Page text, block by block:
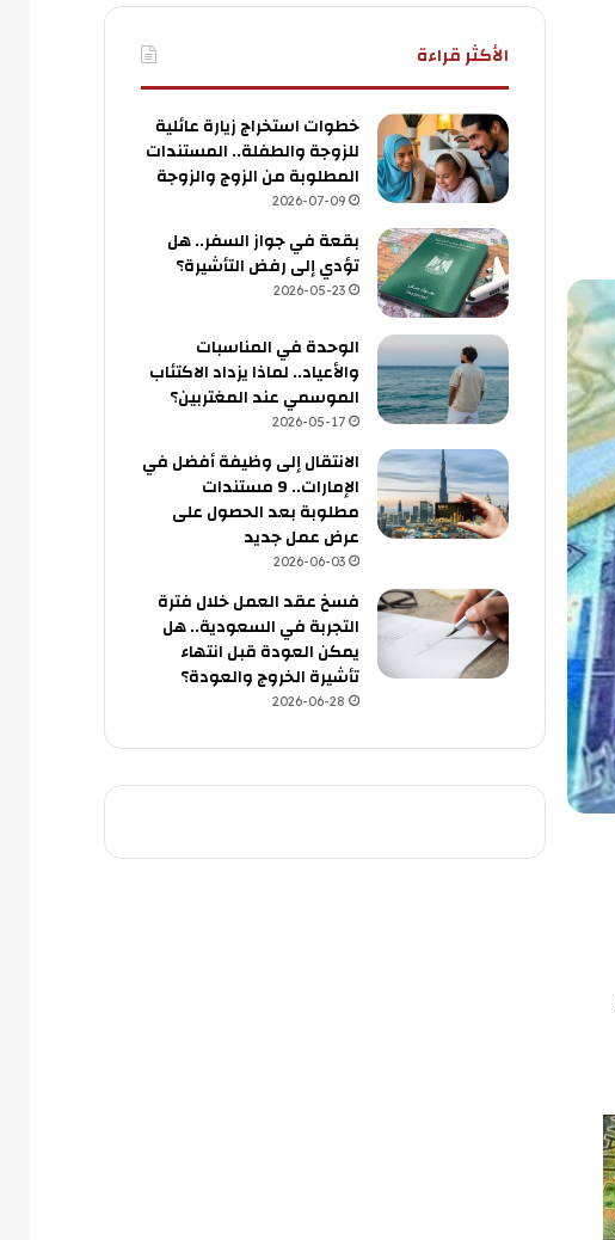
الأكثر قراءة
خطوات استخراج زيارة عائلية
للزوجة والطفلة.. المستندات
المطلوبة من الزوج والزوجة
2026-07-09
بقعة في جواز السفر.. هل
تؤدي إلى رفض التأشيرة؟
2026-05-23
الوحدة في المناسبات
والأعياد.. لماذا يزداد الاكتئاب
الموسمي عند المغتربين؟
2026-05-17
الانتقال إلى وظيفة أفضل في
الإمارات.. 9 مستندات
مطلوبة بعد الحصول على
عرض عمل جديد
2026-06-03
فسخ عقد العمل خلال فترة
التجربة في السعودية.. هل
يمكن العودة قبل انتهاء
تأشيرة الخروج والعودة؟
2026-06-28